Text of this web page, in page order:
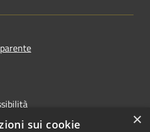
×
sui cookie